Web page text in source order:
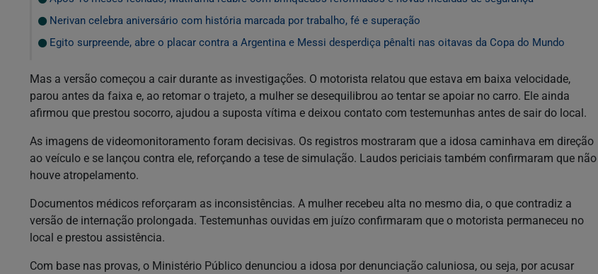
Nerivan celebra aniversário com história marcada por trabalho, fé e superação
Egito surpreende, abre o placar contra a Argentina e Messi desperdiça pênalti nas oitavas da Copa do Mundo
Mas a versão começou a cair durante as investigações. O motorista relatou que estava em baixa velocidade,
parou antes da faixa e, ao retomar o trajeto, a mulher se desequilibrou ao tentar se apoiar no carro. Ele ainda
afirmou que prestou socorro, ajudou a suposta vítima e deixou contato com testemunhas antes de sair do local.
As imagens de videomonitoramento foram decisivas. Os registros mostraram que a idosa caminhava em direção
ao veículo e se lançou contra ele, reforçando a tese de simulação. Laudos periciais também confirmaram que não
houve atropelamento.
Documentos médicos reforçaram as inconsistências. A mulher recebeu alta no mesmo dia, o que contradiz a
versão de internação prolongada. Testemunhas ouvidas em juízo confirmaram que o motorista permaneceu no
local e prestou assistência.
Com base nas provas, o Ministério Público denunciou a idosa por denunciação caluniosa, ou seja, por acusar